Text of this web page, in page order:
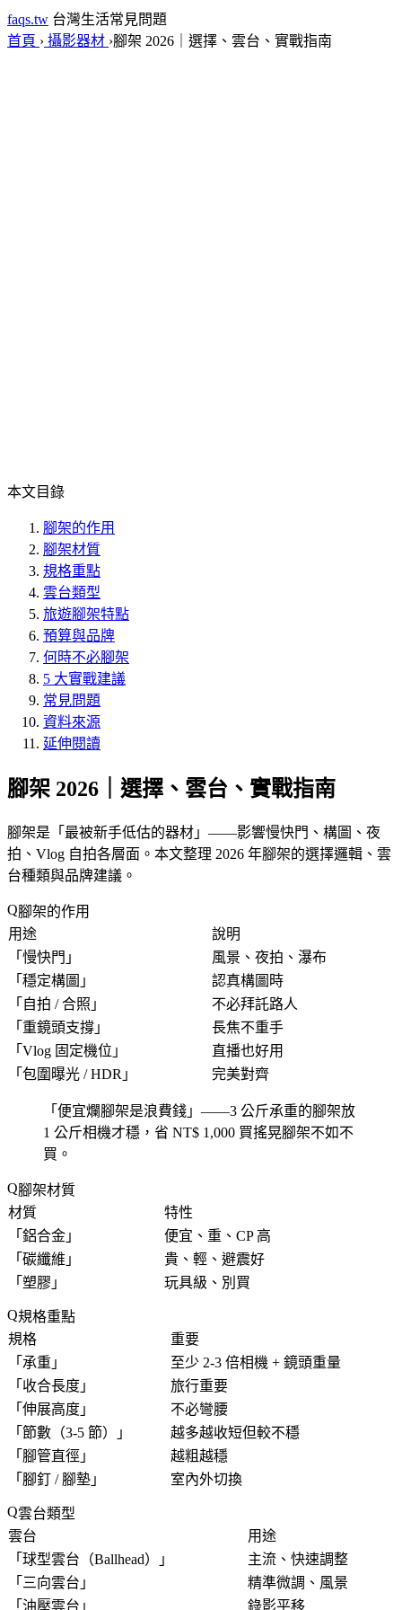
faqs.tw 台灣生活常見問題
首頁 › 攝影器材 ›腳架 2026｜選擇、雲台、實戰指南
本文目錄
腳架的作用
腳架材質
規格重點
雲台類型
旅遊腳架特點
預算與品牌
何時不必腳架
5 大實戰建議
常見問題
資料來源
延伸閱讀
腳架 2026｜選擇、雲台、實戰指南
腳架是「 最被新手低估的器材 」——影響慢快門、構圖、夜
拍、Vlog 自拍各層面。本文整理 2026 年腳架的選擇邏輯、雲
台種類與品牌建議。
腳架的作用
用途
說明
「 慢快門 」
風景、夜拍、瀑布
「 穩定構圖 」
認真構圖時
「 自拍 / 合照 」
不必拜託路人
「 重鏡頭支撐 」
長焦不重手
「 Vlog 固定機位 」
直播也好用
「 包圍曝光 / HDR 」 完美對齊
「 便宜爛腳架是浪費錢 」——3 公斤承重的腳架放
1 公斤相機才穩，省 NT$ 1,000 買搖晃腳架不如不
買。
腳架材質
材質
特性
「 鋁合金 」
便宜、重、CP 高
「 碳纖維 」
貴、輕、避震好
「 塑膠 」 玩具級、別買
規格重點
規格
重要
「 承重 」
至少 2-3 倍相機 + 鏡頭重量
「 收合長度 」
旅行重要
「 伸展高度 」
不必彎腰
「 節數（3-5 節） 」
越多越收短但較不穩
「 腳管直徑 」
越粗越穩
「 腳釘 / 腳墊 」 室內外切換
雲台類型
雲台
用途
「 球型雲台（Ballhead） 」
主流、快速調整
「 三向雲台 」
精準微調、風景
「 油壓雲台 」 錄影平移